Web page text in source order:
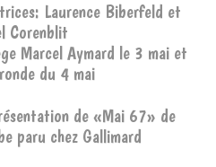
Laurence Biberfeld et
Corenblit
Marcel Aymard le 3 mai et
du 4 mai
de «Mai 67» de
paru chez Gallimard